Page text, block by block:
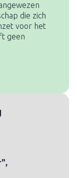
die zich
voor het
geen